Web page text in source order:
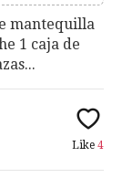
mantequilla
1 caja de
Like 4